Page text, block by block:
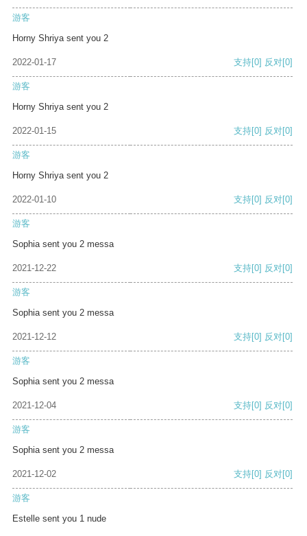
游客
Horny Shriya sent you 2
2022-01-17 支持[0] 反对[0]
游客
Horny Shriya sent you 2
2022-01-15 支持[0] 反对[0]
游客
Horny Shriya sent you 2
2022-01-10 支持[0] 反对[0]
游客
Sophia sent you 2 messa
2021-12-22 支持[0] 反对[0]
游客
Sophia sent you 2 messa
2021-12-12 支持[0] 反对[0]
游客
Sophia sent you 2 messa
2021-12-04 支持[0] 反对[0]
游客
Sophia sent you 2 messa
2021-12-02 支持[0] 反对[0]
游客
Estelle sent you 1 nude